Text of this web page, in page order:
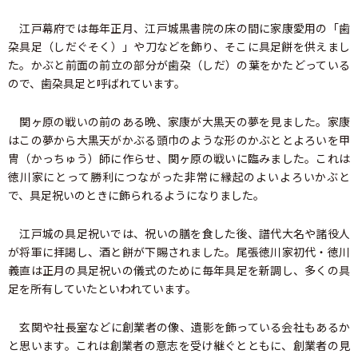
江戸幕府では毎年正月、江戸城黒書院の床の間に家康愛用の「歯
朶具足（しだぐそく）」や刀などを飾り、そこに具足餅を供えまし
た。かぶと前面の前立の部分が歯朶（しだ）の葉をかたどっている
ので、歯朶具足と呼ばれています。
関ヶ原の戦いの前のある晩、家康が大黒天の夢を見ました。家康
はこの夢から大黒天がかぶる頭巾のような形のかぶととよろいを甲
冑（かっちゅう）師に作らせ、関ヶ原の戦いに臨みました。これは
徳川家にとって勝利につながった非常に縁起のよいよろいかぶと
で、具足祝いのときに飾られるようになりました。
江戸城の具足祝いでは、祝いの膳を食した後、譜代大名や諸役人
が将軍に拝謁し、酒と餅が下賜されました。尾張徳川家初代・徳川
義直は正月の具足祝いの儀式のために毎年具足を新調し、多くの具
足を所有していたといわれています。
玄関や社長室などに創業者の像、遺影を飾っている会社もあるか
と思います。これは創業者の意志を受け継ぐとともに、創業者の見